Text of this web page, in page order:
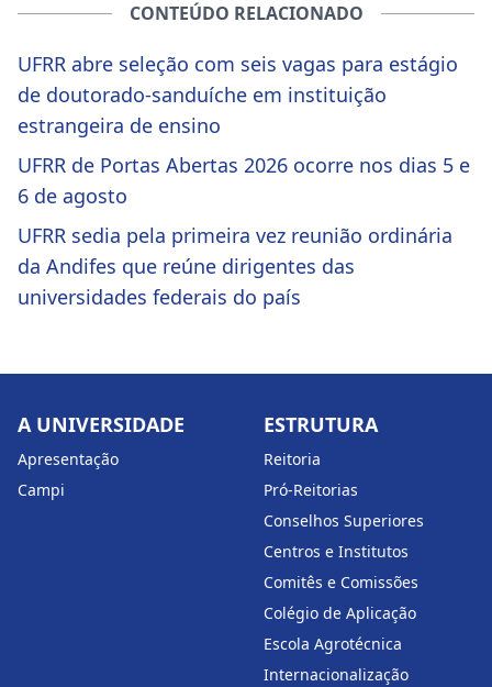
CONTEÚDO RELACIONADO
UFRR abre seleção com seis vagas para estágio
de doutorado-sanduíche em instituição
estrangeira de ensino
UFRR de Portas Abertas 2026 ocorre nos dias 5 e
6 de agosto
UFRR sedia pela primeira vez reunião ordinária
da Andifes que reúne dirigentes das
universidades federais do país
A UNIVERSIDADE
Apresentação
Campi
ESTRUTURA
Reitoria
Pró-Reitorias
Conselhos Superiores
Centros e Institutos
Comitês e Comissões
Colégio de Aplicação
Escola Agrotécnica
Internacionalização